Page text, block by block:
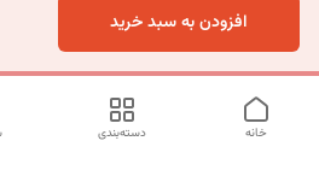
افزودن به سبد خرید
دسته‌بندی خانه